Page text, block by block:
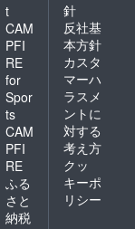
t
CAM
PFI
RE
for
Spor
ts
CAM
PFI
RE
ふる
さと
納税
針
反社基
本方針
カスタ
マーハ
ラスメ
ントに
対する
考え方
クッ
キーポ
リシー